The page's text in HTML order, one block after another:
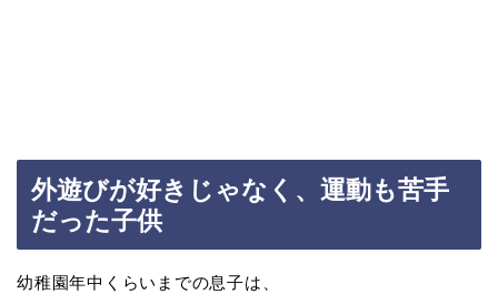
外遊びが好きじゃなく、運動も苦手
だった子供
幼稚園年中くらいまでの息子は、